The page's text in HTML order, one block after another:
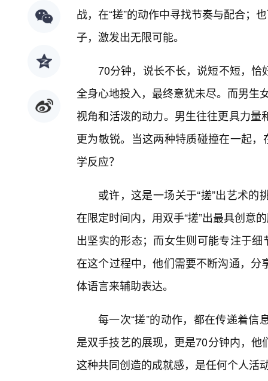
战，在“搓”的动作中寻找节奏与配合；
子，激发出无限可能。
70分钟，说长不长，说短不短，
全身心地投入，最终意犹未尽。而男生
视角和活泼的动力。男生往往更具力
更为敏锐。当这两种特质碰撞在一起
学反应？
或许，这是一场关于“搓”出艺术
在限定时间内，用双手“搓”出最具创意
出坚实的形态；而女生则可能专注于
在这个过程中，他们需要不断沟通，
体语言来辅助表达。
每一次“搓”的动作，都在传递着
是双手技艺的展现，更是70分钟内，
这种共同创造的成就感，是任何个人活